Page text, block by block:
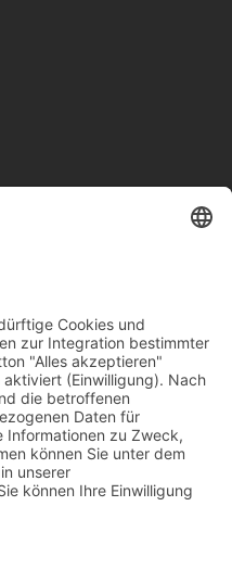
Verein tätig und
der Regionalliga in
unter der Adresse